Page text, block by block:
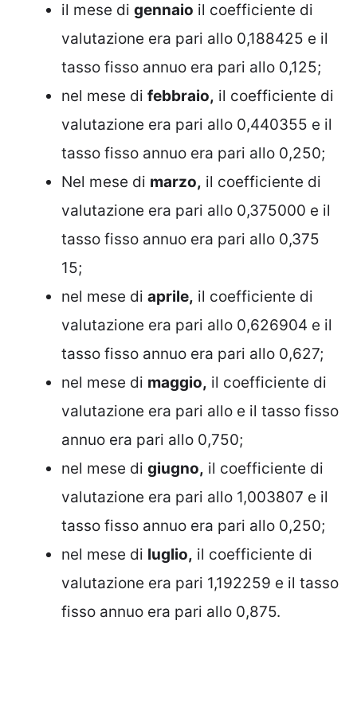
il mese di gennaio il coefficiente di
valutazione era pari allo 0,188425 e il
tasso fisso annuo era pari allo 0,125;
nel mese di febbraio, il coefficiente di
valutazione era pari allo 0,440355 e il
tasso fisso annuo era pari allo 0,250;
Nel mese di marzo, il coefficiente di
valutazione era pari allo 0,375000 e il
tasso fisso annuo era pari allo 0,375
15;
nel mese di aprile, il coefficiente di
valutazione era pari allo 0,626904 e il
tasso fisso annuo era pari allo 0,627;
nel mese di maggio, il coefficiente di
valutazione era pari allo e il tasso fisso
annuo era pari allo 0,750;
nel mese di giugno, il coefficiente di
valutazione era pari allo 1,003807 e il
tasso fisso annuo era pari allo 0,250;
nel mese di luglio, il coefficiente di
valutazione era pari 1,192259 e il tasso
fisso annuo era pari allo 0,875.